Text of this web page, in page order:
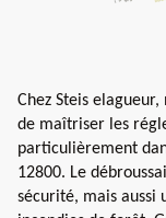
Chez Steis
de maîtriser les
particulièrement
12800. Le
sécurité, mais aussi